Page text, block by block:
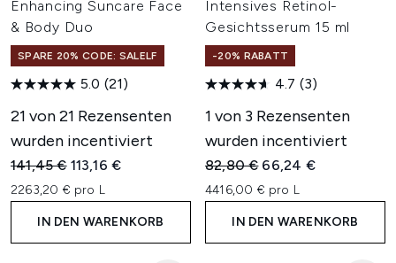
Enhancing Suncare Face
& Body Duo
SPARE 20% CODE: SALELF
5.0 (21)
21 von 21 Rezensenten
wurden incentiviert
Unverbindliche Preisempfehlung:
141,45 € Aktueller Preis:
113,16 €
2263,20 € pro L
IN DEN WARENKORB
Intensives Retinol-
Gesichtsserum 15 ml
-20% RABATT
4.7 (3)
1 von 3 Rezensenten
wurden incentiviert
Unverbindliche
82,80 € Aktueller Preis:
66,24 €
4416,00 € pro L
IN DEN WARENKORB